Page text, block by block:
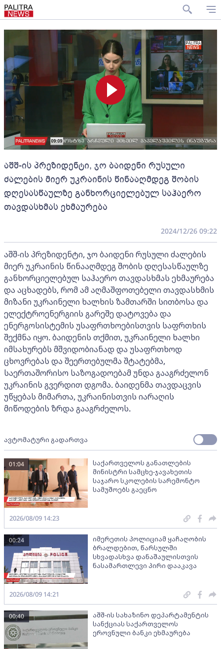
აშშ-ის პრეზიდენტი, ჯო ბაიდენი რუსული
ძალების მიერ უკრაინის წინააღმდეგ შობის
დღესასწაულზე განხორციელებულ საჰაერო
თავდასხმას ეხმაურება
2024/12/26 09:22
აშშ-ის პრეზიდენტი, ჯო ბაიდენი რუსული ძალების
მიერ უკრაინის წინააღმდეგ შობის დღესასწაულზე
განხორციელებულ საჰაერო თავდასხმას ეხმაურება
და აცხადებს, რომ ამ აღმაშფოთებელი თავდასხმის
მიზანი უკრაინელი ხალხის ზამთარში სითბოსა და
ელექტროენერგიის გარეშე დატოვება და
ენერგოსისტემის უსაფრთხოებისთვის საფრთხის
შექმნა იყო. ბაიდენის თქმით, უკრაინელი ხალხი
იმსახურებს მშვიდობიანად და უსაფრთხოდ
ცხოვრებას და შეერთებულმა შტატებმა,
საერთაშორისო საზოგადოებამ უნდა გააგრძელონ
უკრაინის გვერდით დგომა. ბაიდენმა თავდაცვის
უწყებას მიმართა, უკრაინისთვის იარაღის
მიწოდების ზრდა გააგრძელოს.
ავტომატური გადართვა
საქართველოს განათლების
მინისტრი სამცხე-ჯავახეთის
საჯარო სკოლების სარემონტო
სამუშოებს გაეცნო
01:04
2026/08/09 14:23
იმერეთის პოლიციამ ყაჩაღობის
ბრალდებით, წარსულში
სხვადასხვა დანაშაულისთვის
ნასამართლევი პირი დააკავა
00:24
2026/08/09 14:21
აშშ-ის სახაზინო დეპარტამენტის
სანქციას საქართველოს
ეროვნული ბანკი ეხმაურება
00:40